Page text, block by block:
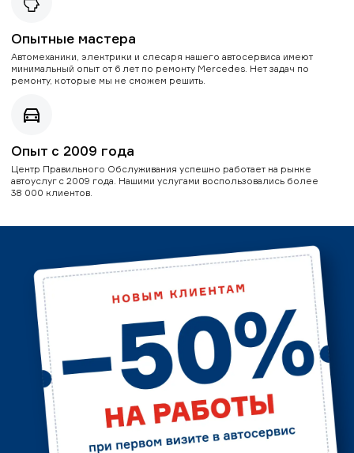
Опытные мастера
Автомеханики, электрики и слесаря нашего автосервиса имеют
минимальный опыт от 6 лет по ремонту Mercedes. Нет задач по
ремонту, которые мы не сможем решить.
Опыт с 2009 года
Центр Правильного Обслуживания успешно работает на рынке
автоуслуг с 2009 года. Нашими услугами воспользовались более
38 000 клиентов.